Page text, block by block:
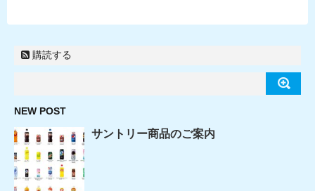
購読する
NEW POST
サントリー商品のご案内